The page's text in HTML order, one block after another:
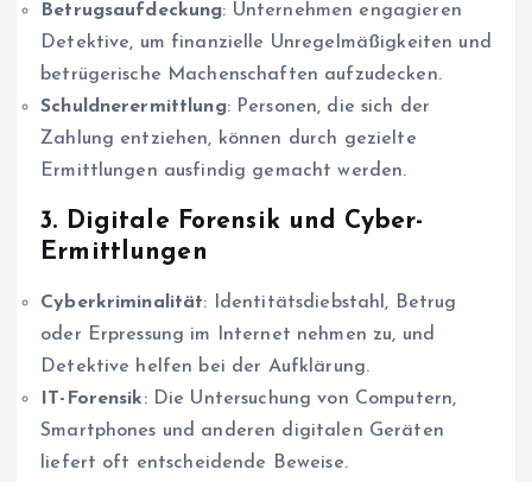
Betrugsaufdeckung: Unternehmen engagieren
Detektive, um finanzielle Unregelmäßigkeiten und
betrügerische Machenschaften aufzudecken.
Schuldnerermittlung: Personen, die sich der
Zahlung entziehen, können durch gezielte
Ermittlungen ausfindig gemacht werden.
3.
Digitale Forensik und Cyber-
Ermittlungen
Cyberkriminalität: Identitätsdiebstahl, Betrug
oder Erpressung im Internet nehmen zu, und
Detektive helfen bei der Aufklärung.
IT-Forensik: Die Untersuchung von Computern,
Smartphones und anderen digitalen Geräten
liefert oft entscheidende Beweise.